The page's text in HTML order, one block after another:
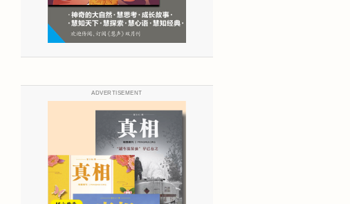
ADVERTISEMENT